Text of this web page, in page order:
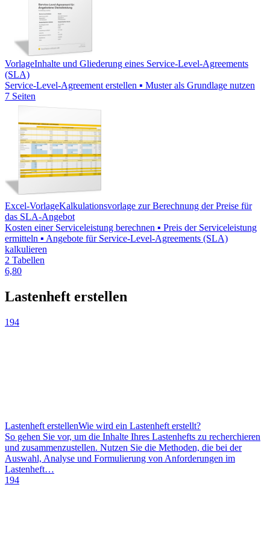
VorlageInhalte und Gliederung eines Service-Level-Agreements
(SLA)
Service-Level-Agreement erstellen ▪ Muster als Grundlage nutzen
7 Seiten
Excel-VorlageKalkulationsvorlage zur Berechnung der Preise für
das SLA-Angebot
Kosten einer Serviceleistung berechnen ▪ Preis der Serviceleistung
ermitteln ▪ Angebote für Service-Level-Agreements (SLA)
kalkulieren
2 Tabellen
6,80
Lastenheft erstellen
194
Lastenheft erstellenWie wird ein Lastenheft erstellt?
So gehen Sie vor, um die Inhalte Ihres Lastenhefts zu recherchieren
und zusammenzustellen. Nutzen Sie die Methoden, die bei der
Auswahl, Analyse und Formulierung von Anforderungen im
Lastenheft…
194